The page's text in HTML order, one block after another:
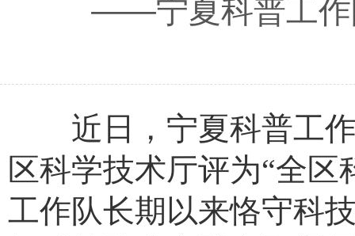
——宁夏科普工作
近日，宁夏科普工作
区科学技术厅评为“全
工作队长期以来恪守科